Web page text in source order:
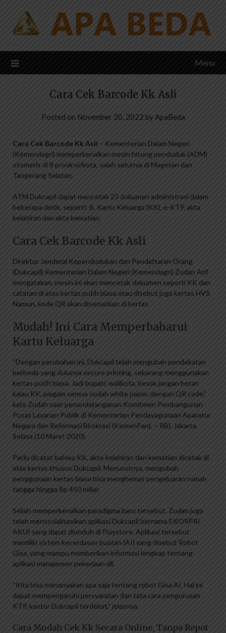
content
Menu
Cara Cek Barcode Kk Asli
Posted on November 20, 2022 byApaBeda
Cara Cek Barcode Kk Asli – Kementerian Dalam Negeri
(Kemendagri) memperkenalkan mesin hitung penduduk (ADM)
otomatis di 8 provinsi/kota, salah satunya di Magetan dan
Tangerang Selatan.
ATM Dukcapil dapat mencetak 23 dokumen administrasi dalam
beberapa detik, seperti: B. Kartu Keluarga (KK), e-KTP, akta
kelahiran dan akta kematian.
Cara Cek Barcode Kk Asli
Direktur Jenderal Kependudukan dan Pendaftaran Orang
(Dukcapil) Kementerian Dalam Negeri (Kemendagri) Zudan Arif
mengatakan, mesin ini akan mencetak dokumen seperti KK dan
catatan di atas kertas putih biasa atau disebut juga kertas HVS.
Namun, kode QR akan disematkan di kertas.
Mudah! Ini Cara Memperbaharui
Kartu Keluarga
“Dengan perubahan ini, Dukcapil telah mengubah pendekatan
berbeda yang dulunya secure printing, sekarang menggunakan
kertas putih biasa. Jadi bupati, walikota, besok jangan heran
kalau KK, piagam semua sudah white paper, dengan QR code,”
kata Zudah saat penandatanganan Komitmen Pembangunan
Pusat Layanan Publik di Kementerian Pendayagunaan Aparatur
Negara dan Reformasi Birokrasi (KemenPan). – RB), Jakarta,
Selasa (10 Maret 2020).
Perlu dicatat bahwa KK, akte kelahiran dan kematian dicetak di
atas kertas khusus Dukcapil. Menurutnya, mengubah
penggunaan kertas biasa bisa menghemat pengeluaran rumah
tangga hingga Rp 450 miliar.
Selain memperkenalkan paradigma baru tersebut, Zudan juga
telah mensosialisasikan aplikasi Dukcapil bernama EKORPRI
AKUI yang dapat diunduh di Playstore. Aplikasi tersebut
memiliki sistem kecerdasan buatan (AI) yang disebut Robot
Gisa, yang mampu memberikan informasi lengkap tentang
aplikasi manajemen pekerjaan dll.
“Kita bisa menanyakan apa saja tentang robot Gisa AI. Hal ini
dapat mempengaruhi persyaratan dan tata cara pengurusan
KTP, kantor Dukcapil terdekat,” jelasnya.
Cara Mudah Cek Kk Secara Online, Tanpa Repot